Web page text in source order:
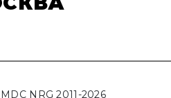
NRG 2011-2026